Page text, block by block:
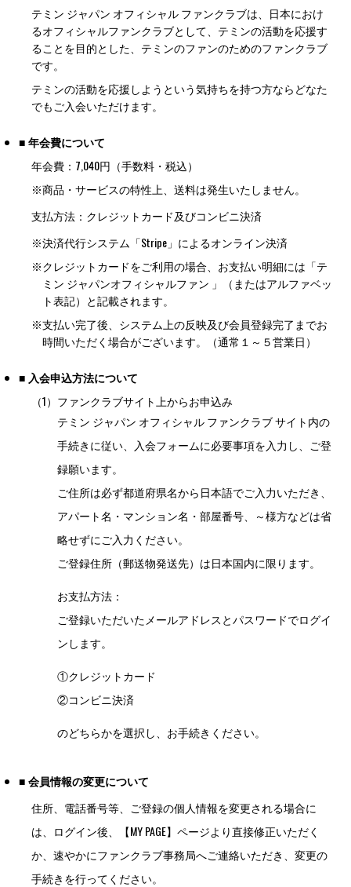
テミン ジャパン オフィシャル ファンクラブは、日本におけ
るオフィシャルファンクラブとして、テミンの活動を応援す
ることを目的とした、テミンのファンのためのファンクラブ
です。
テミンの活動を応援しようという気持ちを持つ方ならどなた
でもご入会いただけます。
■ 年会費について
年会費：7,040円（手数料・税込）
※商品・サービスの特性上、送料は発生いたしません。
支払方法：クレジットカード及びコンビニ決済
※決済代行システム「Stripe」によるオンライン決済
※クレジットカードをご利用の場合、お支払い明細には「テ
ミン ジャパンオフィシャルファン 」（またはアルファベッ
ト表記）と記載されます。
※支払い完了後、システム上の反映及び会員登録完了までお
時間いただく場合がございます。（通常１～５営業日）
■ 入会申込方法について
（1） ファンクラブサイト上からお申込み
テミン ジャパン オフィシャル ファンクラブ サイト内の
手続きに従い、入会フォームに必要事項を入力し、ご登
録願います。
ご住所は必ず都道府県名から日本語でご入力いただき、
アパート名・マンション名・部屋番号、～様方などは省
略せずにご入力ください。
ご登録住所（郵送物発送先）は日本国内に限ります。
お支払方法：
ご登録いただいたメールアドレスとパスワードでログイ
ンします。
①クレジットカード
②コンビニ決済
のどちらかを選択し、お手続きください。
■ 会員情報の変更について
住所、電話番号等、ご登録の個人情報を変更される場合に
は、ログイン後、【MY PAGE】ページより直接修正いただく
か、速やかにファンクラブ事務局へご連絡いただき、変更の
手続きを行ってください。